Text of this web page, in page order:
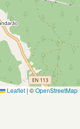
Leaflet | ©OpenStreetMap